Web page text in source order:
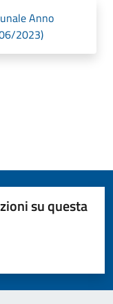
Anno
2023)
su questa